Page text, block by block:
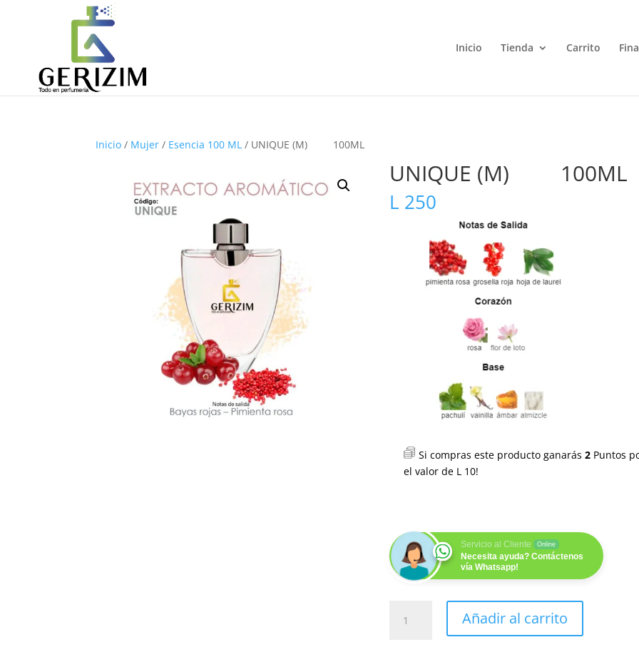
Inicio Tienda Carrito
Inicio / Mujer / Esencia 100 ML / UNIQUE (M) 100ML
UNIQUE (M) 100ML
L 250
Si compras este producto ganarás2 Puntos
el valor de L 10!
Servicio al Cliente Online
Necesita ayuda? Contáctenos
vía Whatsapp!
cantidad
Añadir al carrito